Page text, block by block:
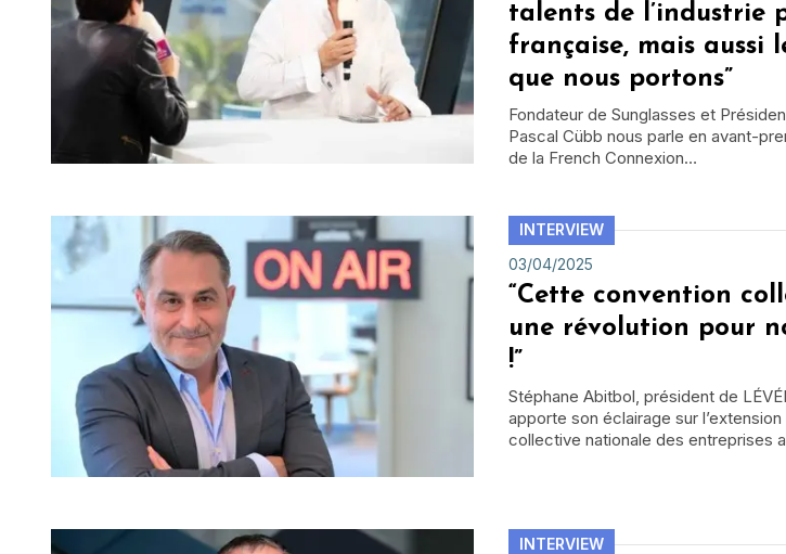
talents de l’industrie
française, mais aussi
que nous portons”
Fondateur de Sunglasses et
Pascal Cübb nous parle en avant-
de la French Connexion…
INTERVIEW
03/04/2025
“Cette convention
une révolution pour
!”
Stéphane Abitbol, président de
apporte son éclairage sur
collective nationale des entreprises
INTERVIEW